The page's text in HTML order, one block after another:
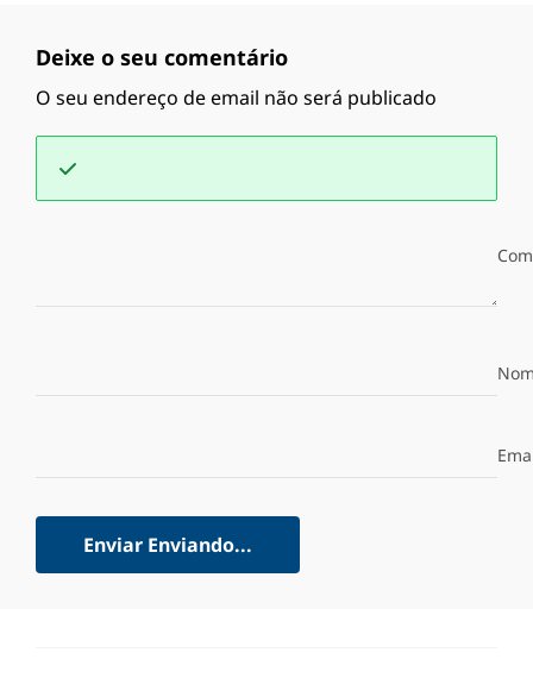
Deixe o seu comentário
O seu endereço de email não será publicado
Enviar Enviando...